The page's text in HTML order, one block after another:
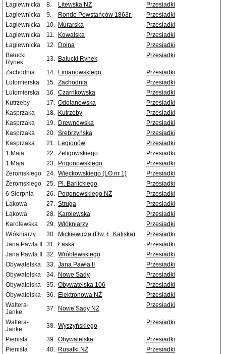
Łagiewnicka
8. Litewska NŻ
Przesiadki
Łagiewnicka
9. Rondo Powstańców 1863r.
Przesiadki
Łagiewnicka
10. Murarska
Przesiadki
Łagiewnicka
11. Kowalska
Przesiadki
Łagiewnicka
12. Dolna
Przesiadki
Bałucki
Rynek
13. Bałucki Rynek Przesiadki
Zachodnia 14. Limanowskiego
Przesiadki
Lutomierska
15. Zachodnia
Przesiadki
Lutomierska
16. Czarnkowska
Przesiadki
Kutrzeby
17. Odolanowska
Przesiadki
Kasprzaka
18. Kutrzeby
Przesiadki
Kasprzaka
19. Drewnowska
Przesiadki
Kasprzaka
20. Srebrzyńska
Przesiadki
Kasprzaka
21. Legionów
Przesiadki
1 Maja
22. Żeligowskiego
Przesiadki
1 Maja
23. Pogonowskiego
Przesiadki
Żeromskiego
24. Więckowskiego (LO nr 1)
Przesiadki
Żeromskiego
25. Pl. Barlickiego
Przesiadki
6 Sierpnia
26. Pogonowskiego NŻ
Przesiadki
Łąkowa
27. Struga
Przesiadki
Łąkowa
28. Karolewska
Przesiadki
Karolewska
29. Włókniarzy
Przesiadki
Włókniarzy
30. Mickiewicza (Dw. Ł. Kaliska)
Przesiadki
Jana Pawła II
31. Łaska
Przesiadki
Jana Pawła II
32. Wróblewskiego
Przesiadki
Obywatelska
33. Jana Pawła II
Przesiadki
Obywatelska
34. Nowe Sady
Przesiadki
Obywatelska
35. Obywatelska 106
Przesiadki
Obywatelska
36. Elektronowa NŻ
Przesiadki
Waltera-
Janke
37. Nowe Sady NŻ Przesiadki
Waltera-
Janke
38. Wyszyńskiego Przesiadki
Pienista 39. Obywatelska
Przesiadki
Pienista
40. Rusałki NŻ
Przesiadki